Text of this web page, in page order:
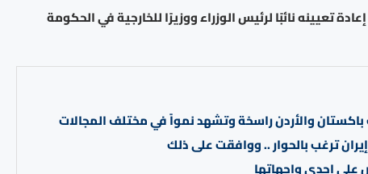
تعيينه نائبًا لرئيس الوزراء ووزيرًا للخارجية في الحكومة
باكستان والأردن راسخة وتشهد نمواً في مختلف المجالات
ترغب بالحوار .. ووافقت على ذلك